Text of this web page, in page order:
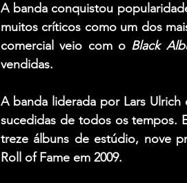
A banda conquistou
muitos críticos como um dos
comercial veio com o Black
vendidas.
A banda liderada por Lars
sucedidas de todos os tempos.
treze álbuns de estúdio, nove
Roll of Fame em 2009.